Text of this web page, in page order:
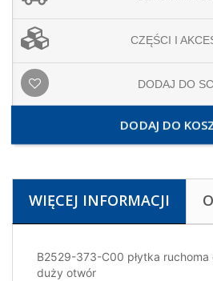
CZĘŚCI I
DODAJ DO
DODAJ DO
WIĘCEJ INFORMACJI
B2529-373-C00 płytka ruchoma
duży otwór